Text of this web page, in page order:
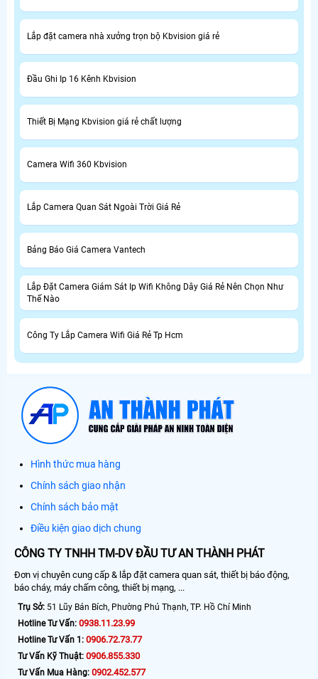
Lắp đặt camera nhà xưởng trọn bộ Kbvision giá rẻ
Đầu Ghi Ip 16 Kênh Kbvision
Thiết Bị Mạng Kbvision giá rẻ chất lượng
Camera Wifi 360 Kbvision
Lắp Camera Quan Sát Ngoài Trời Giá Rẻ
Bảng Báo Giá Camera Vantech
Lắp Đặt Camera Giám Sát Ip Wifi Không Dây Giá Rẻ Nên Chọn Như
Thế Nào
Công Ty Lắp Camera Wifi Giá Rẻ Tp Hcm
Hình thức mua hàng
Chính sách giao nhận
Chính sách bảo mật
Điều kiện giao dịch chung
CÔNG TY TNHH TM-DV ĐẦU TƯ AN THÀNH PHÁT
Đơn vị chuyên cung cấp & lắp đặt camera quan sát, thiết bị báo động,
báo cháy, máy chấm công, thiết bị mạng, ...
Trụ Sở: 51 Lũy Bán Bích, Phường Phú Thạnh, TP. Hồ Chí Minh
Hotline Tư Vấn: 0938.11.23.99
Hotline Tư Vấn 1: 0906.72.73.77
Tư Vấn Kỹ Thuật: 0906.855.330
Tư Vấn Mua Hàng: 0902.452.577